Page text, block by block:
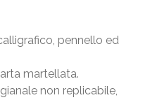
pennello ed
martellata.
non replicabile,